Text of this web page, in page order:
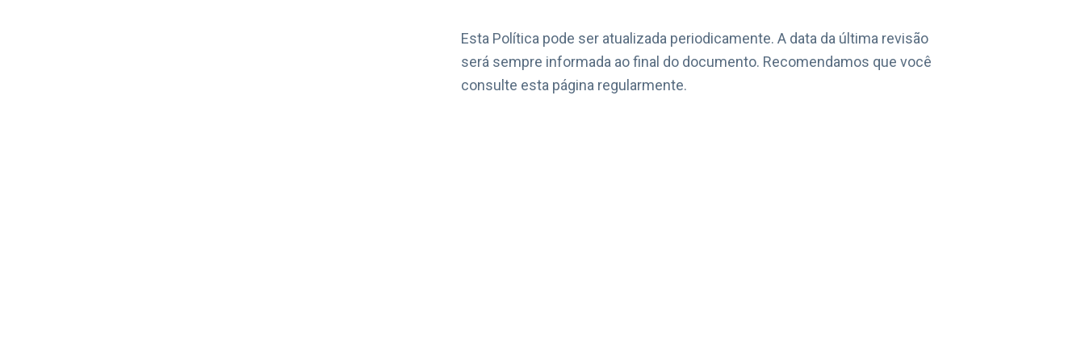
Esta Política pode ser atualizada periodicamente. A data da última revisão
será sempre informada ao final do documento. Recomendamos que você
consulte esta página regularmente.